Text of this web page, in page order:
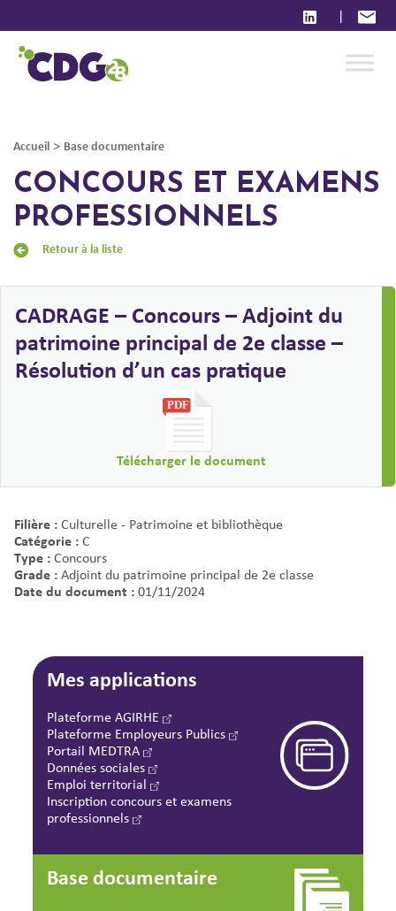
|
Accueil > Base documentaire
CONCOURS ET EXAMENS
PROFESSIONNELS
Retour à la liste
CADRAGE – Concours – Adjoint du
patrimoine principal de 2e classe –
Résolution d’un cas pratique
Télécharger le document
Filière :Culturelle - Patrimoine et bibliothèque
Catégorie :C
Type :Concours
Grade :Adjoint du patrimoine principal de 2e classe
Date du document :01/11/2024
Mes applications
Plateforme AGIRHE
Plateforme Employeurs Publics
Portail MEDTRA
Données sociales
Emploi territorial
Inscription concours et examens
professionnels
Base documentaire